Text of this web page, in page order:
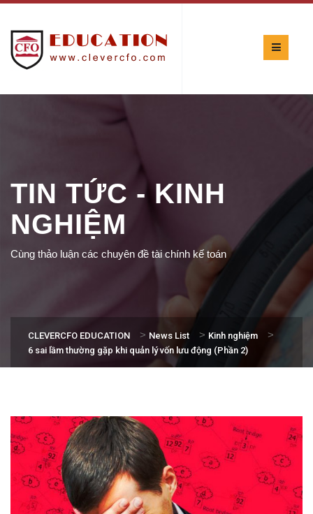
TIN TỨC - KINH
NGHIỆM
Cùng thảo luận các chuyên đề tài chính kế toán
CLEVERCFO EDUCATION > News List > Kinh nghiệm >
6 sai lầm thường gặp khi quản lý vốn lưu động (Phần 2)